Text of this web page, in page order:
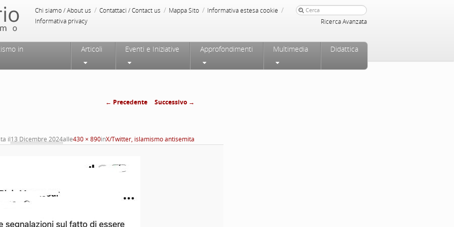
Chi siamo / About us / Contattaci / Contact us / Mappa Sito / Informativa estesa cookie /
Informativa privacy Ricerca Avanzata
in
Articoli Eventi e Iniziative Approfondimenti Multimedia Didattica
← Precedente Successivo →
il13 Dicembre 2024alle430 × 890inX/Twitter, islamismo antisemita